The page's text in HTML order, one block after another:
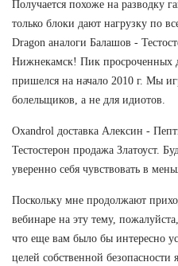
Получается похоже на разводку
только блоки дают нагрузку по
Dragon аналоги Балашов -
Нижнекамск! Пик просроченных
пришелся на начало 2010 г. Мы
болельщиков, а не для идиотов.
Oxandrol доставка Алексин -
Тестостерон продажа Златоуст.
уверенно себя чувствовать в
Поскольку мне продолжают
вебинаре на эту тему,
что еще вам было бы интересно
целей собственной безопасности